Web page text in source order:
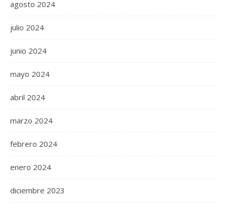
agosto 2024
julio 2024
junio 2024
mayo 2024
abril 2024
marzo 2024
febrero 2024
enero 2024
diciembre 2023